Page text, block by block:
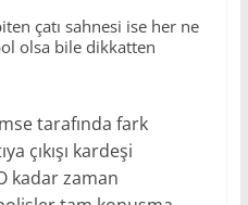
çatı sahnesi ise her ne
olsa bile dikkatten
tarafında fark
çıkışı kardeşi
kadar zaman